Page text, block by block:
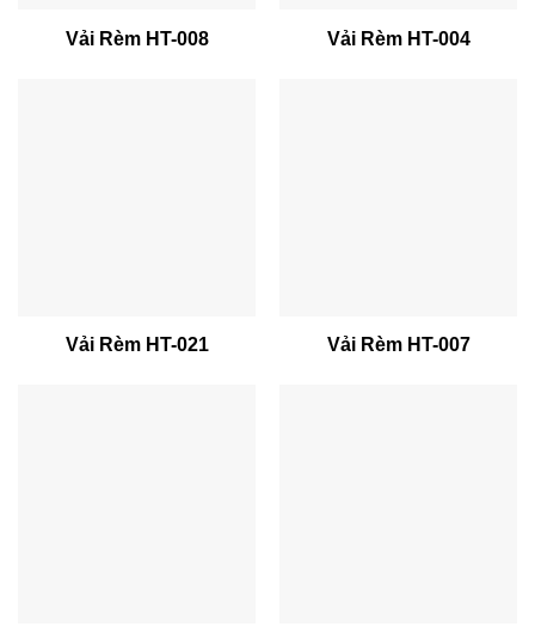
Vải Rèm HT-008 Vải Rèm HT-004
Vải Rèm HT-021 Vải Rèm HT-007